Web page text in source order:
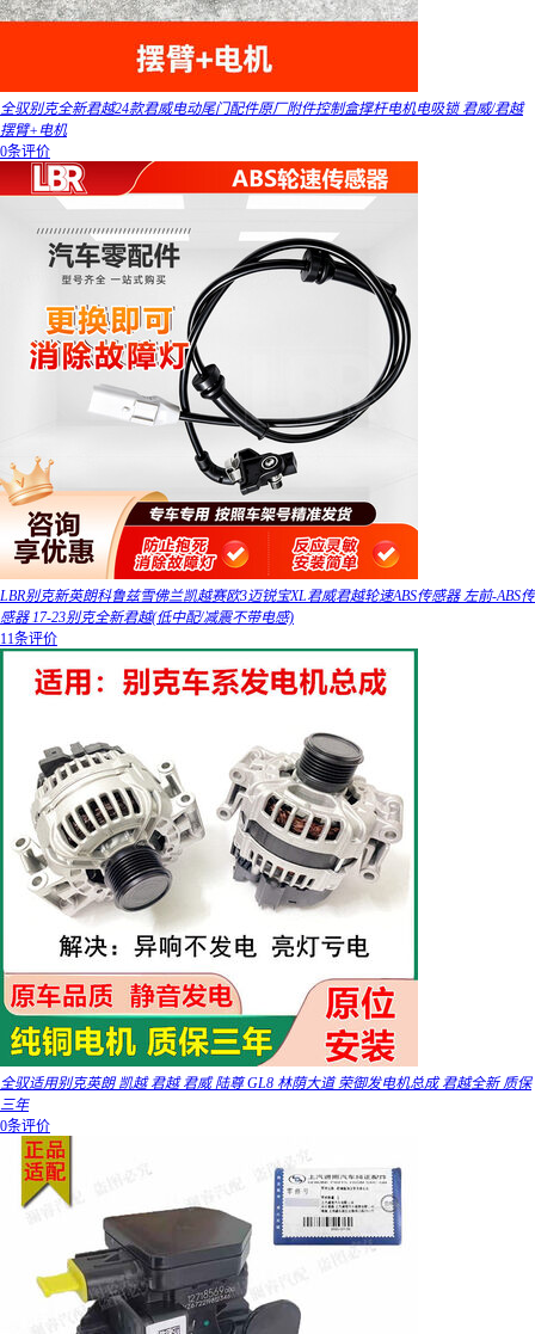
全驭别克全新君越24款君威电动尾门配件原厂附件控制盒撑杆电机电吸锁 君威/君越
摆臂+电机
0条评价
LBR别克新英朗科鲁兹雪佛兰凯越赛欧3迈锐宝XL君威君越轮速ABS传感器 左前-ABS传
感器 17-23别克全新君越(低中配/减震不带电感)
11条评价
全驭适用别克英朗 凯越 君越 君威 陆尊 GL8 林荫大道 荣御发电机总成 君越全新 质保
三年
0条评价